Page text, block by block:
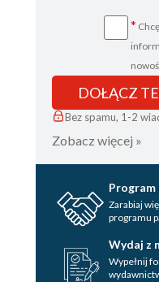
*
DOŁĄCZ
Bez spamu, 1-2
Zobacz więcej »
Zarabiaj
programu
Wydaj z
Wypełnij